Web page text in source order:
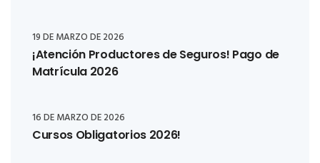
19 DE MARZO DE 2026
¡Atención Productores de Seguros! Pago de
Matrícula 2026
16 DE MARZO DE 2026
Cursos Obligatorios 2026!